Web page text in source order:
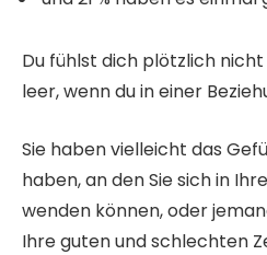
Du fühlst dich plötzlich
leer, wenn du in einer
Sie haben vielleicht das
haben, an den Sie sich in
wenden können, oder
Ihre guten und schlechten